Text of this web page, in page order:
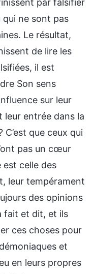
qui ne sont pas
Le résultat,
de lire les
il est
Son sens
sur leur
leur entrée dans la
que ceux qui
pas un cœur
est celle des
leur tempérament
des opinions
fait et dit, et ils
ces choses pour
et
en leurs propres